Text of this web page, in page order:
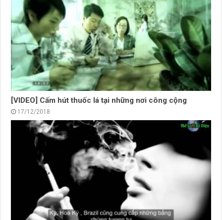
[VIDEO] Cấm hút thuốc lá tại những nơi công cộng
17/12/2018